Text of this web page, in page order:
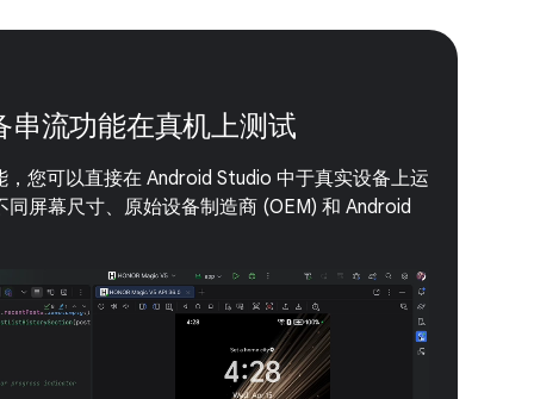
流功能在真机上测试
您可以直接在 Android Studio 中于真实设备上运
屏幕尺寸、原始设备制造商 (OEM) 和 Android